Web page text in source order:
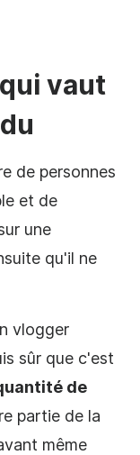
vaut
de personnes
et de
une
qu'il ne
vlogger
sûr que c'est
de
partie de la
même